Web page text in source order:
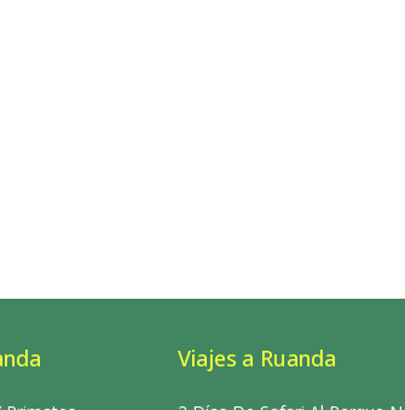
Viajes a Ruanda